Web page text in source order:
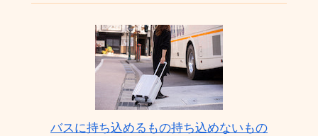
バスに持ち込めるもの持ち込めないもの